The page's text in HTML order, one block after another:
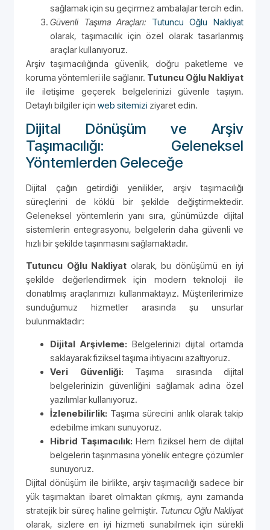
sağlamak için su geçirmez ambalajlar tercih edin.
Güvenli Taşıma Araçları:
Tutuncu Oğlu Nakliyat
olarak, taşımacılık için özel olarak tasarlanmış
araçlar kullanıyoruz.
Arşiv taşımacılığında güvenlik, doğru paketleme ve
koruma yöntemleri ile sağlanır. Tutuncu Oğlu Nakliyat
ile iletişime geçerek belgelerinizi güvenle taşıyın.
Detaylı bilgiler için web sitemizi ziyaret edin.
Dijital Dönüşüm ve Arşiv
Taşımacılığı: Geleneksel
Yöntemlerden Geleceğe
Dijital çağın getirdiği yenilikler, arşiv taşımacılığı
süreçlerini de köklü bir şekilde değiştirmektedir.
Geleneksel yöntemlerin yanı sıra, günümüzde dijital
sistemlerin entegrasyonu, belgelerin daha güvenli ve
hızlı bir şekilde taşınmasını sağlamaktadır.
Tutuncu Oğlu Nakliyat olarak, bu dönüşümü en iyi
şekilde değerlendirmek için modern teknoloji ile
donatılmış araçlarımızı kullanmaktayız. Müşterilerimize
sunduğumuz hizmetler arasında şu unsurlar
bulunmaktadır:
Dijital Arşivleme: Belgelerinizi dijital ortamda
saklayarak fiziksel taşıma ihtiyacını azaltıyoruz.
Veri Güvenliği: Taşıma sırasında dijital
belgelerinizin güvenliğini sağlamak adına özel
yazılımlar kullanıyoruz.
İzlenebilirlik: Taşıma sürecini anlık olarak takip
edebilme imkanı sunuyoruz.
Hibrid Taşımacılık: Hem fiziksel hem de dijital
belgelerin taşınmasına yönelik entegre çözümler
sunuyoruz.
Dijital dönüşüm ile birlikte, arşiv taşımacılığı sadece bir
yük taşımaktan ibaret olmaktan çıkmış, aynı zamanda
stratejik bir süreç haline gelmiştir. Tutuncu Oğlu Nakliyat
olarak, sizlere en iyi hizmeti sunabilmek için sürekli